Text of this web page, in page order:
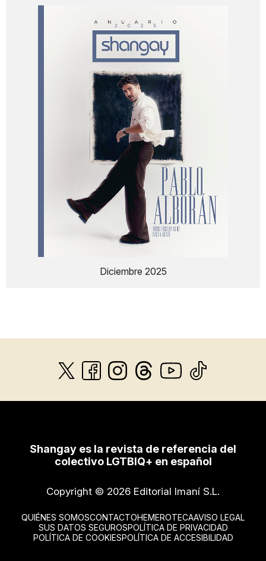
Diciembre 2025
Shangay es la revista de referencia del
colectivo LGTBIQ+ en español
Copyright © 2026 Editorial Imaní S.L.
QUIÉNES SOMOSCONTACTOHEMEROTECAAVISO LEGAL
SUS DATOS SEGUROSPOLÍTICA DE PRIVACIDAD
POLÍTICA DE COOKIESPOLÍTICA DE ACCESIBILIDAD